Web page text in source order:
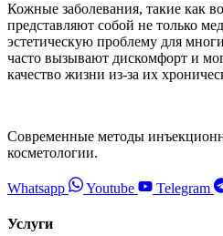
Кожные заболевания, такие как
представляют собой не только
эстетическую проблему для
часто вызывают дискомфорт и
качество жизни из-за их
Современные методы
косметологии.
Whatsapp Youtube Telegram
Услуги